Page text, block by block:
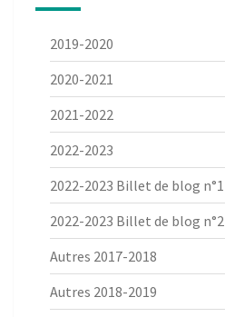
2019-2020
2020-2021
2021-2022
2022-2023
2022-2023 Billet de blog n°1
2022-2023 Billet de blog n°2
Autres 2017-2018
Autres 2018-2019